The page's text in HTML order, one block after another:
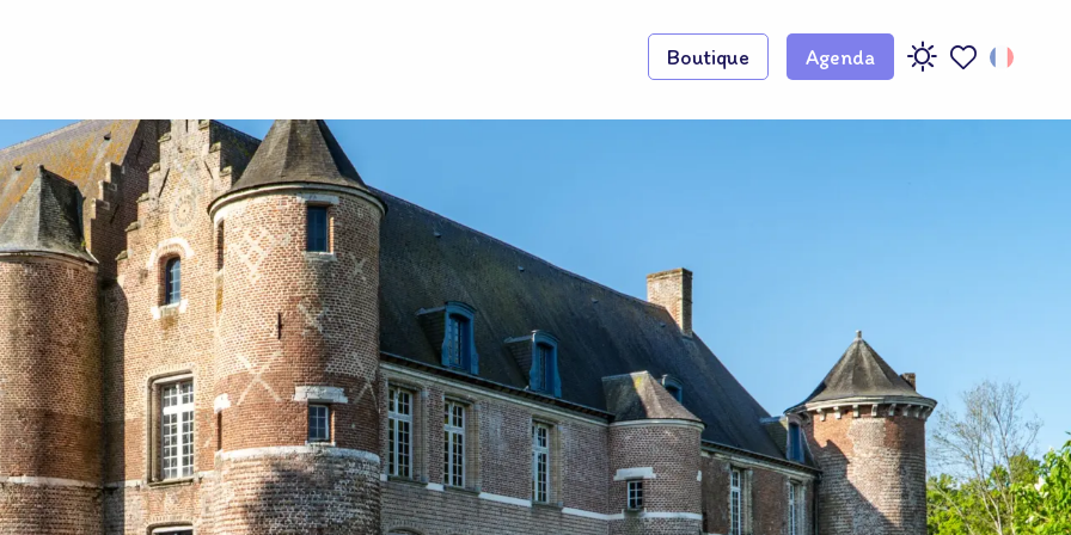
Boutique Agenda